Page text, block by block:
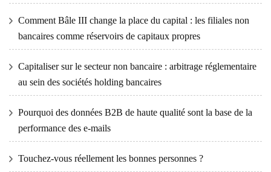
Comment Bâle III change la place du capital : les filiales non
bancaires comme réservoirs de capitaux propres
Capitaliser sur le secteur non bancaire : arbitrage réglementaire
au sein des sociétés holding bancaires
Pourquoi des données B2B de haute qualité sont la base de la
performance des e-mails
Touchez-vous réellement les bonnes personnes ?